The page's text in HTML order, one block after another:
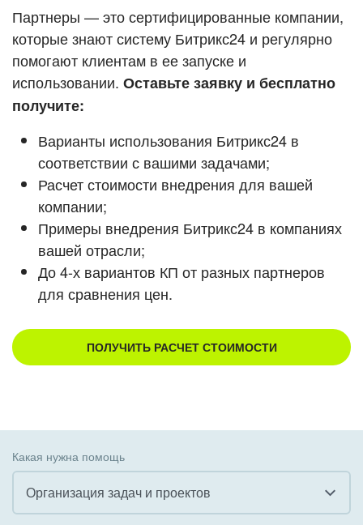
ПОЛУЧИТЬ БЕСПЛАТНО
ВХОД
ВХОД
Кейсы партнеров
Смотреть видеокейсы
Партнеры — это сертифицированные компании,
которые знают систему Битрикс24 и регулярно
помогают клиентам в ее запуске и
использовании. Оставьте заявку и бесплатно
получите:
Варианты использования Битрикс24 в
соответствии с вашими задачами;
Расчет стоимости внедрения для вашей
компании;
Примеры внедрения Битрикс24 в компаниях
вашей отрасли;
До 4-х вариантов КП от разных партнеров
для сравнения цен.
ПОЛУЧИТЬ РАСЧЕТ СТОИМОСТИ
Какая нужна помощь
Организация задач и проектов